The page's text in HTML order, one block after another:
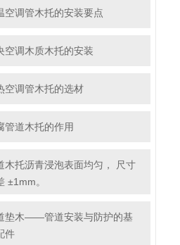
空调管木托的安装要点
空调木质木托的安装
空调管木托的选材
管道木托的作用
木托沥青浸泡表面均匀， 尺寸
±1mm。
垫木——管道安装与防护的基
件